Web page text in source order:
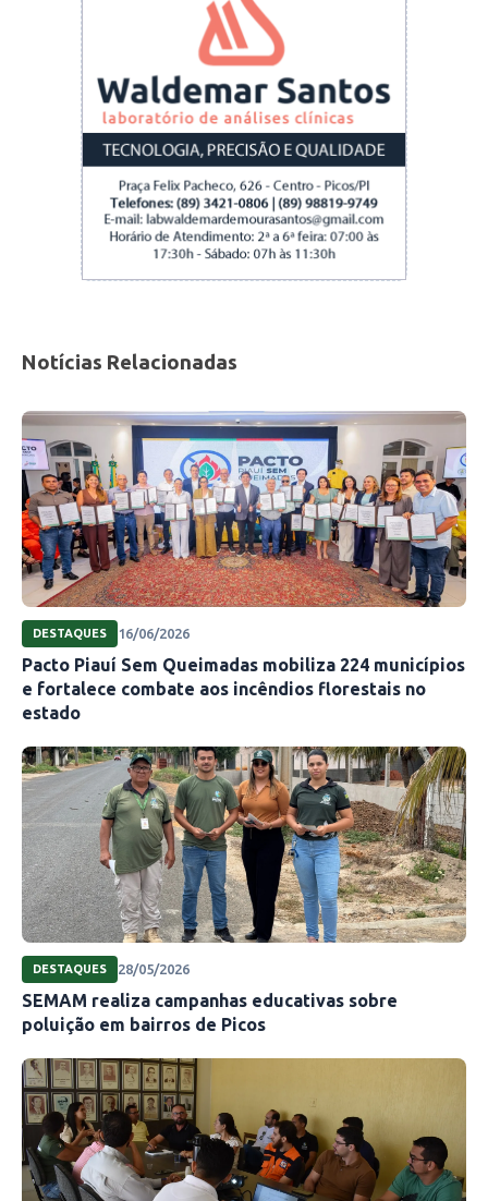
Notícias Relacionadas
DESTAQUES 16/06/2026
Pacto Piauí Sem Queimadas mobiliza 224 municípios
e fortalece combate aos incêndios florestais no
estado
DESTAQUES 28/05/2026
SEMAM realiza campanhas educativas sobre
poluição em bairros de Picos